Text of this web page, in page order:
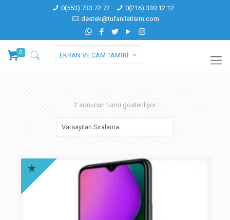
0(553) 733 72 72
0(216) 330 12 12
destek@tufaniletisim.com
0 EKRAN VE CAM TAMİRİ
2 sonucun tümü gösteriliyor